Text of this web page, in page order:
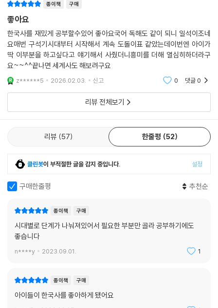
종이책 구매
좋아요
한국사를 재밌게 공부할수있어 좋아요국어 독해도 같이 되니 일석이조네
요매번 구석기시대부터 시작해서 계속 도돌이표 같았는데이번엔 아이가
딱 이부분을 하고싶다고 얘기해서 사줬더니흥미를 더해 열심히하더라구
요~~^^끝나면 세계사도 해보려구요
z******5 2026.02.03. 신고 0 댓글0
리뷰 전체보기
리뷰 57 한줄평 52
클린봇이 부적절한 글을 감지 중입니다. 설정
구매한줄평 추천순
종이책 구매
시대별로 단계가 나눠져있어서 필요한 부분만 골라 공부하기에도
좋습니다
n****y 2023.09.01. 1
종이책 구매
아이들이 한국사를 좋아하게 됐어요